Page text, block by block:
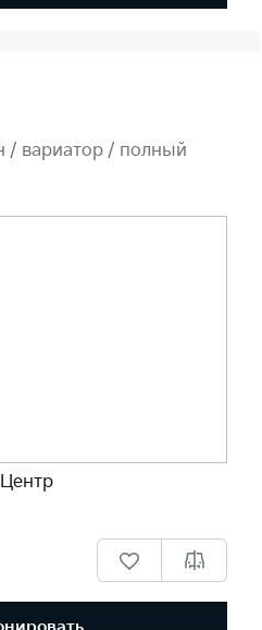
/ вариатор / полный